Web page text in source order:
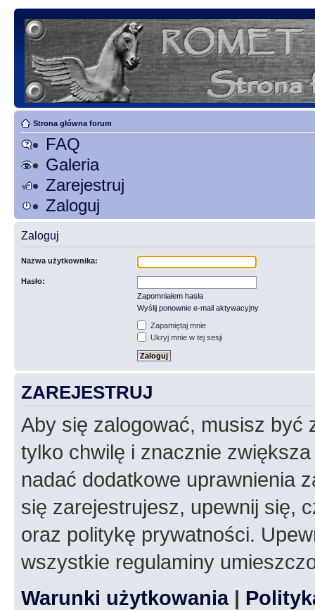
Strona główna forum
FAQ
Galeria
Zarejestruj
Zaloguj
Zaloguj
Nazwa użytkownika:
Hasło:
Zapomniałem hasła
Wyślij ponownie e-mail aktywacyjny
Zapamiętaj mnie
Ukryj mnie w tej sesji
ZAREJESTRUJ
Aby się zalogować, musisz być
tylko chwilę i znacznie
nadać dodatkowe uprawnienia
się zarejestrujesz, upewnij się,
oraz politykę prywatności.
wszystkie regulaminy
Warunki użytkowania|